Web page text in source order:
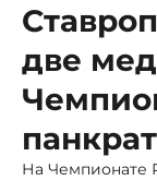
две
На Чемпионате